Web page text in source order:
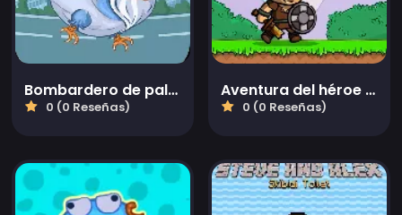
Bombardero de palomas
0 (0 Reseñas)
Aventura del héroe caballero RPG ocioso
0 (0 Reseñas)